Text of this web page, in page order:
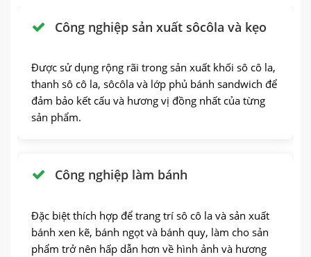
Công nghiệp sản xuất sôcôla và kẹo
Được sử dụng rộng rãi trong sản xuất khối sô cô la,
thanh sô cô la, sôcôla và lớp phủ bánh sandwich để
đảm bảo kết cấu và hương vị đồng nhất của từng
sản phẩm.
Công nghiệp làm bánh
Đặc biệt thích hợp để trang trí sô cô la và sản xuất
bánh xen kẽ, bánh ngọt và bánh quy, làm cho sản
phẩm trở nên hấp dẫn hơn về hình ảnh và hương